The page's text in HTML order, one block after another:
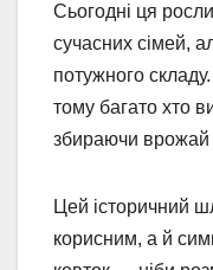
Сьогодні ця
сучасних сімей,
потужного
тому багато хто
збираючи врожай
Цей історичний
корисним, а й